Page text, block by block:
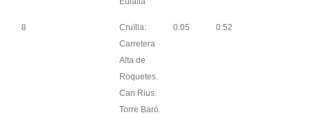
8
Cruïlla:
Carretera
Alta de
Roquetes.
Can Rius.
Torre Baró.
0:05 0:52